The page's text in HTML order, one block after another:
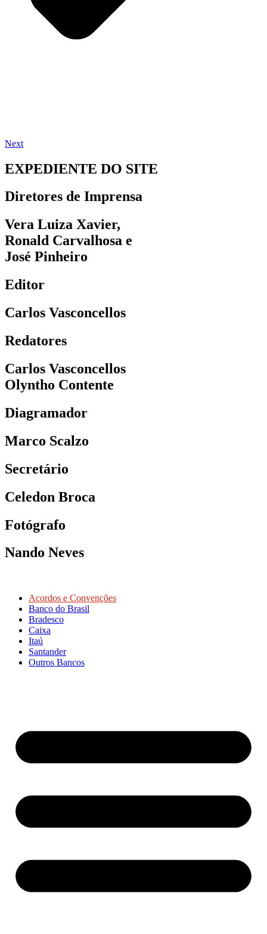
Next
EXPEDIENTE DO SITE
Diretores de Imprensa
Vera Luiza Xavier,
Ronald Carvalhosa e
José Pinheiro
Editor
Carlos Vasconcellos
Redatores
Carlos Vasconcellos
Olyntho Contente
Diagramador
Marco Scalzo
Secretário
Celedon Broca
Fotógrafo
Nando Neves
Acordos e Convenções
Banco do Brasil
Bradesco
Caixa
Itaú
Santander
Outros Bancos